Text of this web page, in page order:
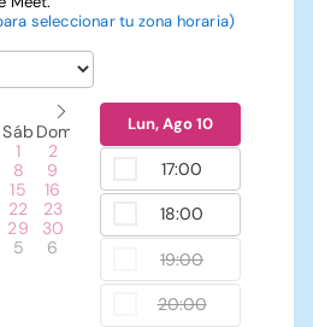
seleccionar tu zona horaria)
Sáb Dom
1
2
8
9
15
16
22
23
29
30
5 6
Lun, Ago 10
17:00
18:00
19:00
20:00